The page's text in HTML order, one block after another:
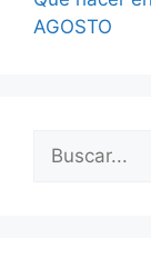
AGOSTO
Buscar: